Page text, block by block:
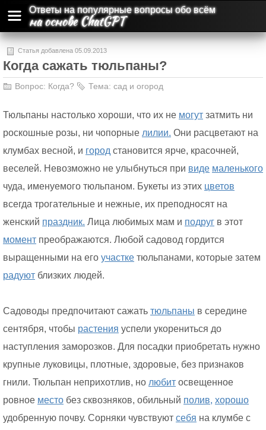
Ответы на популярные вопросы обо всём
на основе ChatGPT
Статья добавлена 05.09.2013
Когда сажать тюльпаны?
Вопрос: Когда? Тема: сад и огород
Тюльпаны настолько хороши, что их не могут затмить ни
роскошные розы, ни чопорные лилии. Они расцветают на
клумбах весной, и город становится ярче, красочней,
веселей. Невозможно не улыбнуться при виде маленького
чуда, именуемого тюльпаном. Букеты из этих цветов
всегда трогательные и нежные, их преподносят на
женский праздник. Лица любимых мам и подруг в этот
момент преображаются. Любой садовод гордится
выращенными на его участке тюльпанами, которые затем
радуют близких людей.
Садоводы предпочитают сажать тюльпаны в середине
сентября, чтобы растения успели укорениться до
наступления заморозков. Для посадки приобретать нужно
крупные луковицы, плотные, здоровые, без признаков
гнили. Тюльпан неприхотлив, но любит освещенное
ровное место без сквозняков, обильный полив, хорошо
удобренную почву. Сорняки чувствуют себя на клумбе с